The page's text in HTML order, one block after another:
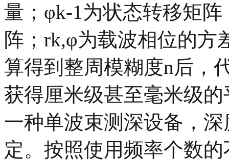
量；φk-1为状态转移矩
阵；rk,φ为载波相位的方
算得到整周模糊度n后，
获得厘米级甚至毫米级
一种单波束测深设备，
定。按照使用频率个数